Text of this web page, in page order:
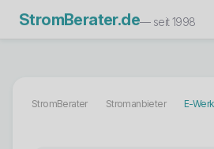
StromBerater.de— seit 1998
StromBerater Stromanbieter E-